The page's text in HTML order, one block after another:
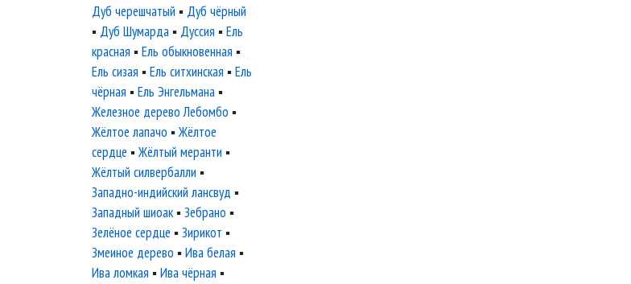
Дуб черешчатый ▪ Дуб чёрный
▪ Дуб Шумарда ▪ Дуссия ▪Ель
красная ▪Ель обыкновенная ▪
Ель сизая ▪Ель ситхинская ▪Ель
чёрная ▪Ель Энгельмана ▪
Железное дерево Лебомбо ▪
Жёлтое лапачо ▪Жёлтое
сердце ▪Жёлтый меранти ▪
Жёлтый силвербалли ▪
Западно-индийский лансвуд ▪
Западный шиоак ▪Зебрано ▪
Зелёное сердце ▪Зирикот ▪
Змеиное дерево ▪Ива белая ▪
Ива ломкая ▪Ива чёрная ▪